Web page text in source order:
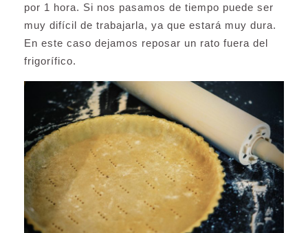
por 1 hora. Si nos pasamos de tiempo puede ser
muy difícil de trabajarla, ya que estará muy dura.
En este caso dejamos reposar un rato fuera del
frigorífico.